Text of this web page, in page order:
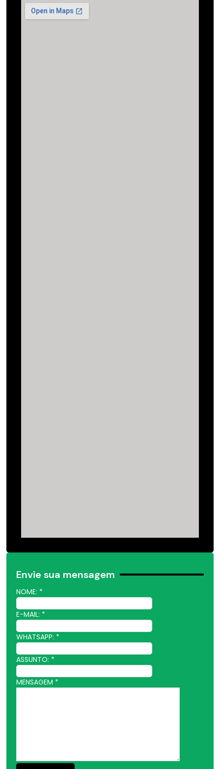
Envie sua mensagem
NOME: *
E-MAIL: *
WHATSAPP: *
ASSUNTO: *
MENSAGEM *